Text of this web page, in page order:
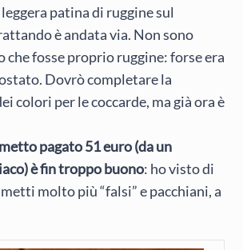
leggera patina di ruggine sul
è andata via. Non sono
che fosse proprio ruggine: forse era
Dovrò completare la
colori per le coccarde, ma già ora è
pagato 51 euro (da un
è fin troppo buono: ho visto di
molto più “falsi” e pacchiani, a